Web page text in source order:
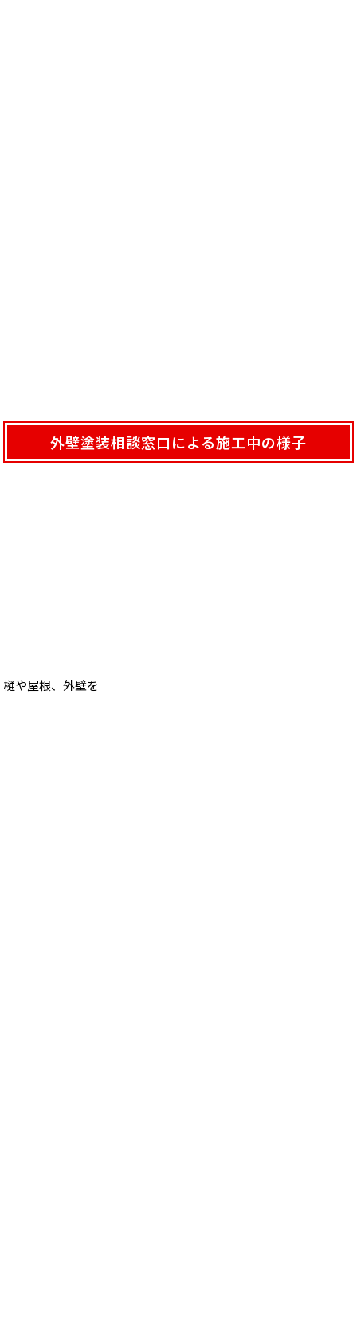
外壁塗装相談窓口による施工中の様子
樋や屋根、外壁を